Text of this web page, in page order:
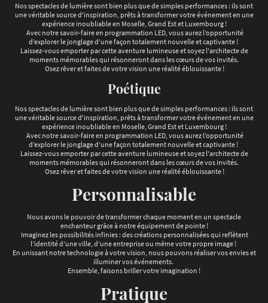
Nos spectacles de lumière sont bien plus que de simples performances : ils sont
une véritable source d'inspiration, prêts à transformer votre événement en une
expérience inoubliable en Moselle, Grand Est et Luxembourg !
Avec notre savoir-faire en programmation LED, vous aurez l’opportunité
d’explorer le jonglage d’une façon totalement nouvelle et captivante !
Laissez-vous emporter par cette aventure lumineuse et soyez l'architecte de
moments mémorables qui résonneront dans les cœurs de vos invités.
Osez rêver et faites de votre vision une réalité éblouissante !
Poétique
Nos spectacles de lumière sont bien plus que de simples performances : ils sont
une véritable source d'inspiration, prêts à transformer votre événement en une
expérience inoubliable en Moselle, Grand Est et Luxembourg !
Avec notre savoir-faire en programmation LED, vous aurez l’opportunité
d’explorer le jonglage d’une façon totalement nouvelle et captivante !
Laissez-vous emporter par cette aventure lumineuse et soyez l'architecte de
moments mémorables qui résonneront dans les cœurs de vos invités.
Osez rêver et faites de votre vision une réalité éblouissante !
Personnalisable
Nous avons le pouvoir de transformer chaque moment en un spectacle
enchanteur grâce à notre équipement de pointe !
Imaginez les possibilités infinies : des créations personnalisées qui reflètent
l’identité d’une ville, d’une entreprise ou même votre propre image !
En unissant notre technologie à votre vision, nous pouvons réaliser vos envies et
illuminer vos événements.
Ensemble, faisons briller votre imagination !
Pratique